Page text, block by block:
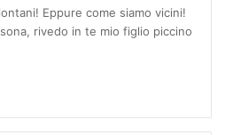
Eppure come siamo vicini!
rivedo in te mio figlio piccino